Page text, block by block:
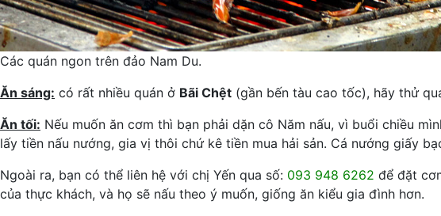
Các quán ngon trên đảo Nam Du.
Ăn sáng: có rất nhiều quán ở Bãi Chệt (gần bến tàu cao tốc), hãy thử
Ăn tối: Nếu muốn ăn cơm thì bạn phải dặn cô Năm nấu, vì buổi chiều
lấy tiền nấu nướng, gia vị thôi chứ kê tiền mua hải sản. Cá nướng giấy
Ngoài ra, bạn có thể liên hệ với chị Yến qua số: 093 948 6262 để đặt
của thực khách, và họ sẽ nấu theo ý muốn, giống ăn kiểu gia đình hơn.